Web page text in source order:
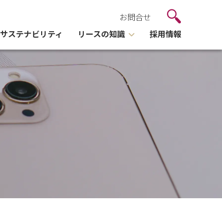
お問合せ
サステナビリティ リースの知識 採用情報